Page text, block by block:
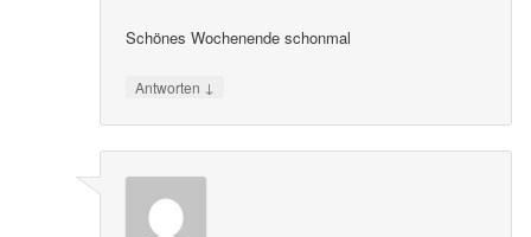
Schönes Wochenende schonmal
Antworten ↓